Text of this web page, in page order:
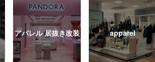
アパレル 居抜き改装 apparel